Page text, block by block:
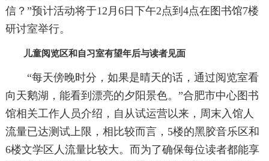
信？”预计活动将于12月6日下午2点到4点在图书馆7楼
研讨室举行。
儿童阅览区和自习室有望年后与读者见面
“每天傍晚时分，如果是晴天的话，通过阅览室看
向天鹅湖，能看到漂亮的夕阳景色。”合肥市中心图书
馆相关工作人员介绍，自从试运营以来，周末入馆人
流量已达测试上限，相比较而言，5楼的黑胶音乐区和
6楼文学区人流量比较大。而为了确保每位读者都能享